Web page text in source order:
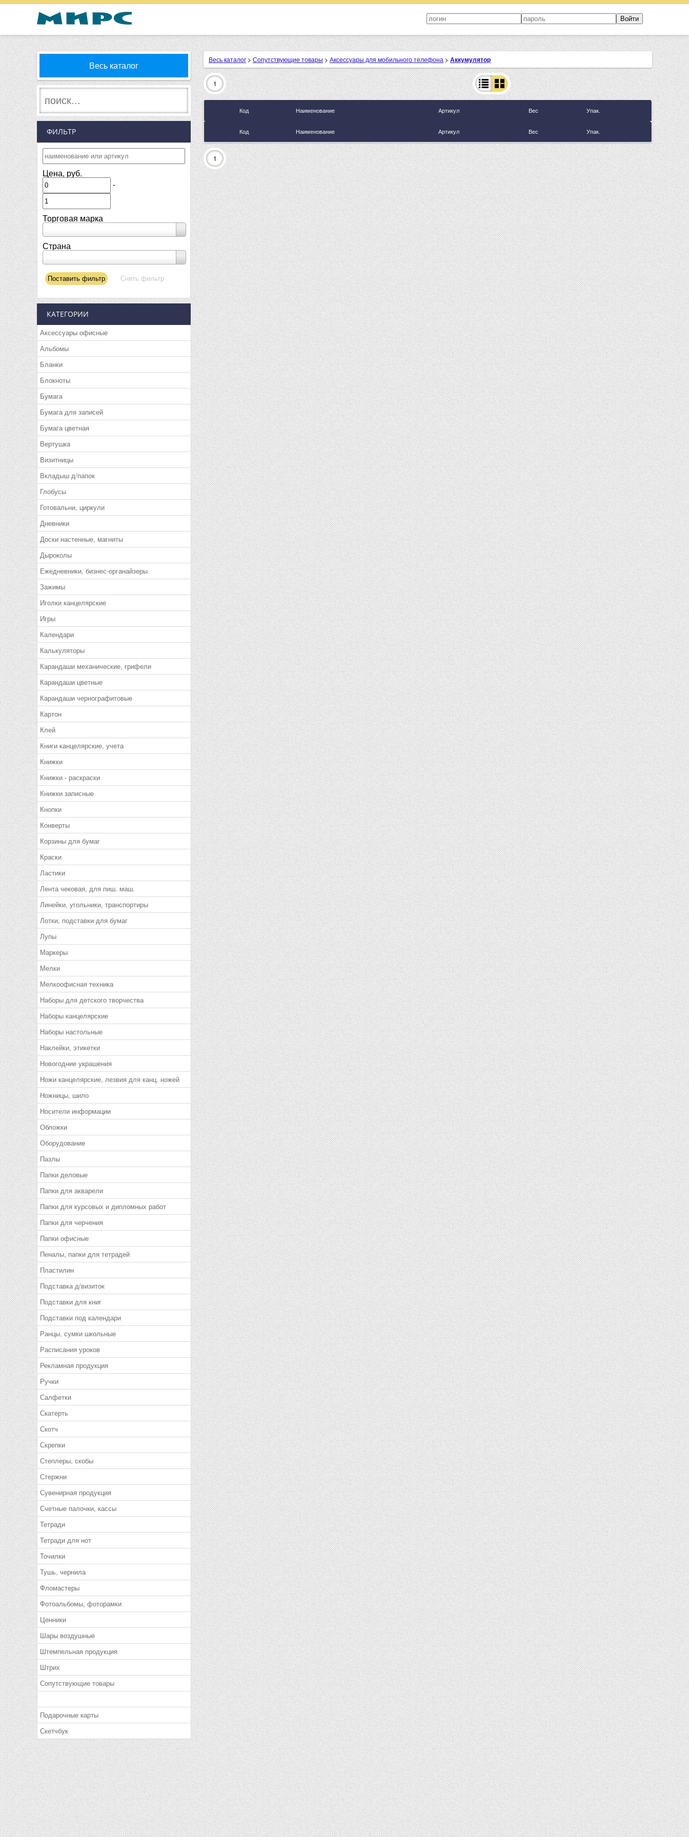
Весь каталог
ФИЛЬТР
Цена, руб.
-
Торговая марка
Страна
КАТЕГОРИИ
Аксессуары офисные
Альбомы
Бланки
Блокноты
Бумага
Бумага для записей
Бумага цветная
Вертушка
Визитницы
Вкладыш д/папок
Глобусы
Готовальни, циркули
Дневники
Доски настенные, магниты
Дыроколы
Ежедневники, бизнес-органайзеры
Зажимы
Иголки канцелярские
Игры
Календари
Калькуляторы
Карандаши механические, грифели
Карандаши цветные
Карандаши чернографитовые
Картон
Клей
Книги канцелярские, учета
Книжки
Книжки - раскраски
Книжки записные
Кнопки
Конверты
Корзины для бумаг
Краски
Ластики
Лента чековая, для пиш. маш.
Линейки, угольники, транспортиры
Лотки, подставки для бумаг
Лупы
Маркеры
Мелки
Мелкоофисная техника
Наборы для детского творчества
Наборы канцелярские
Наборы настольные
Наклейки, этикетки
Новогодние украшения
Ножи канцелярские, лезвия для канц. ножей
Ножницы, шило
Носители информации
Обложки
Оборудование
Пазлы
Папки деловые
Папки для акварели
Папки для курсовых и дипломных работ
Папки для черчения
Папки офисные
Пеналы, папки для тетрадей
Пластилин
Подставка д/визиток
Подставки для книг
Подставки под календари
Ранцы, сумки школьные
Расписания уроков
Рекламная продукция
Ручки
Салфетки
Скатерть
Скотч
Скрепки
Степлеры, скобы
Стержни
Сувенирная продукция
Счетные палочки, кассы
Тетради
Тетради для нот
Точилки
Тушь, чернила
Фломастеры
Фотоальбомы, фоторамки
Ценники
Шары воздушные
Штемпельная продукция
Штрих
Сопутствующие товары
Подарочные карты
Скетчбук
Весь каталог > Сопутствующие товары > Аксессуары для мобильного телефона > Аккумулятор
1
Код Наименование Артикул Вес Упак.
Код Наименование Артикул Вес Упак.
1